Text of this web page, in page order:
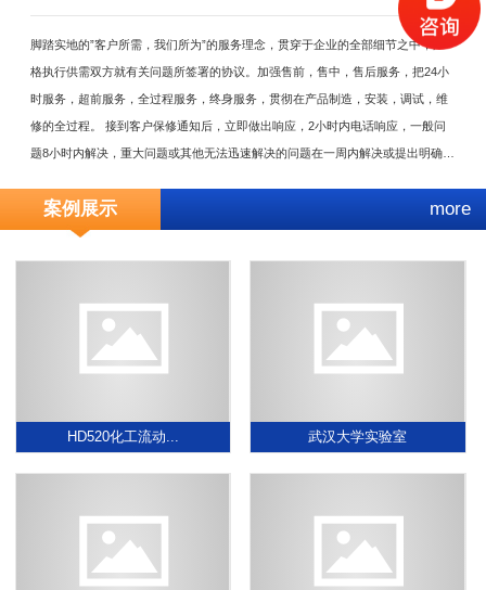
脚踏实地的”客户所需，我们所为”的服务理念，贯穿于企业的全部细节之中，严
格执行供需双方就有关问题所签署的协议。加强售前，售中，售后服务，把24小
时服务，超前服务，全过程服务，终身服务，贯彻在产品制造，安装，调试，维
修的全过程。 接到客户保修通知后，立即做出响应，2小时内电话响应，一般问
题8小时内解决，重大问题或其他无法迅速解决的问题在一周内解决或提出明确解
理由刁难需方。因售后服务不及时或其它原因服务问题引起的用户损失由我方负
责。公司设有专职的技术服务部，每年至少对用户回访两次，了解产品的运行，
并参与仪器保养。
案例展示 more
HD520化工流动... 武汉大学实验室